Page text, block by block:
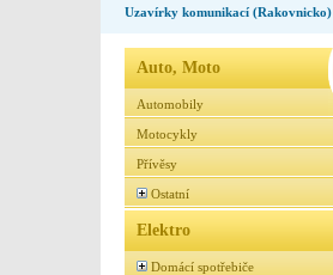
Uzavírky komunikací (Rakovnicko)
Auto, Moto
Automobily
Motocykly
Přívěsy
Ostatní
Elektro
Domácí spotřebiče